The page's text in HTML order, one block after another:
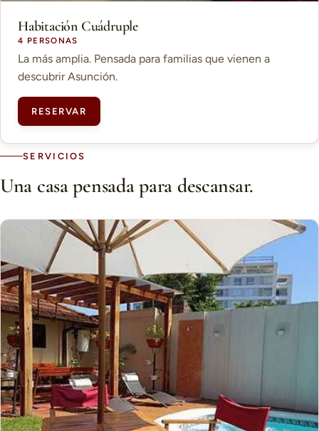
Habitación Cuádruple
4 PERSONAS
La más amplia. Pensada para familias que vienen a
descubrir Asunción.
RESERVAR
SERVICIOS
Una casa pensada para descansar.